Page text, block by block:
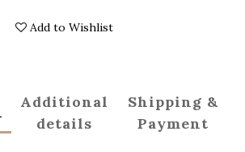
Add to Wishlist
Additional
details
Shipping &
Payment